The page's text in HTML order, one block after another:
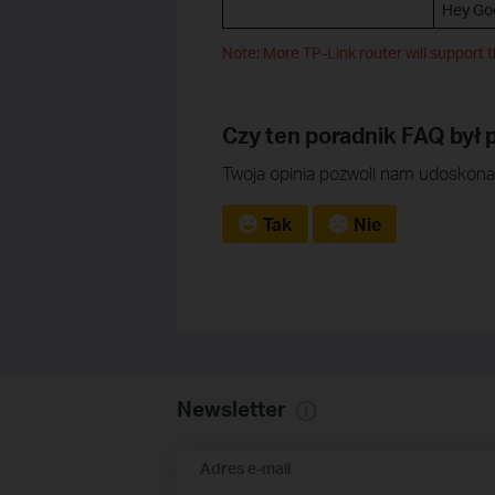
Hey
Note: More TP-Link router will
Czy ten poradnik FAQ był
Twoja opinia pozwoli nam
Tak Nie
Newsletter
Adres e-mail